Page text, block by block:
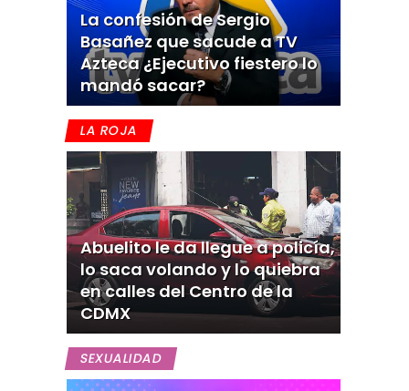
La confesión de Sergio
Basañez que sacude a TV
Azteca ¿Ejecutivo fiestero lo
mandó sacar?
LA ROJA
Abuelito le da llegue a policía,
lo saca volando y lo quiebra
en calles del Centro de la
CDMX
SEXUALIDAD